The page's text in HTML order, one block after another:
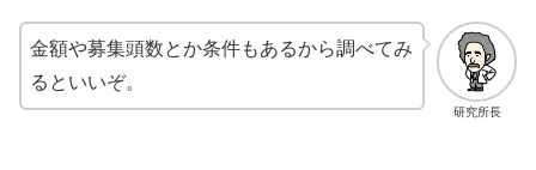
研究所長
金額や募集頭数とか条件もあるから調べてみ
るといいぞ。